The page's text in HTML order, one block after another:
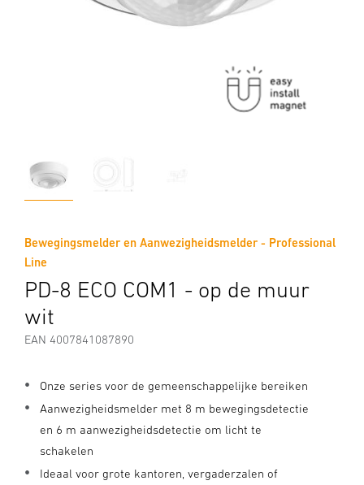
Bewegingsmelder en Aanwezigheidsmelder - Professional
Line
PD-8 ECO COM1 - op de muur
wit
EAN 4007841087890
Onze series voor de gemeenschappelijke bereiken
Aanwezigheidsmelder met 8 m bewegingsdetectie
en 6 m aanwezigheidsdetectie om licht te
schakelen
Ideaal voor grote kantoren, vergaderzalen of